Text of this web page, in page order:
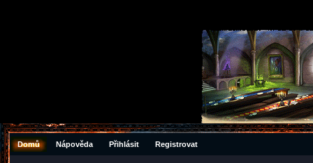
Domů Nápověda Přihlásit Registrovat